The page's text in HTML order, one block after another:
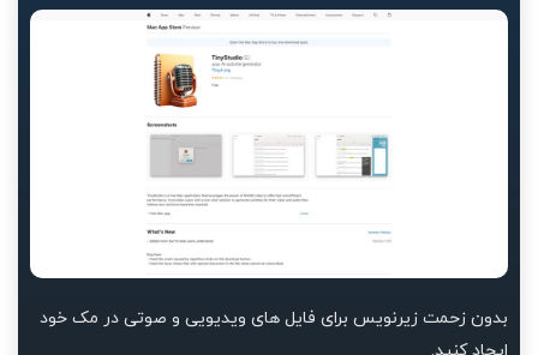
بدون زحمت زیرنویس برای فایل های ویدیویی و صوتی در مک خود
ایجاد کنید.